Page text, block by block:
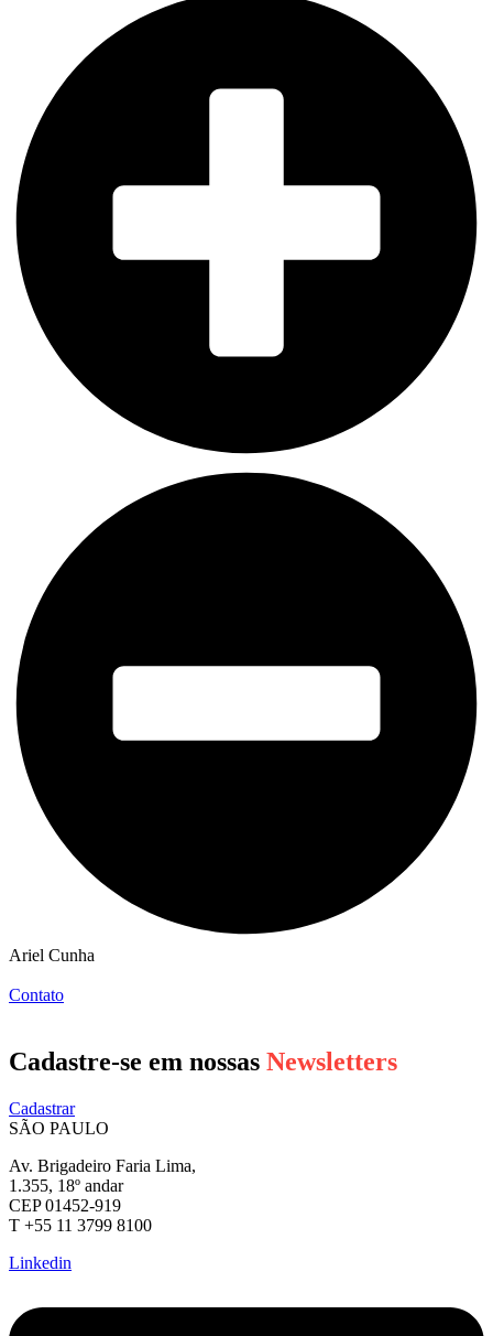
Ariel Cunha
Contato
Cadastre-se em nossas Newsletters
Cadastrar
SÃO PAULO
Av. Brigadeiro Faria Lima,
1.355, 18º andar
CEP 01452-919
T +55 11 3799 8100
Linkedin